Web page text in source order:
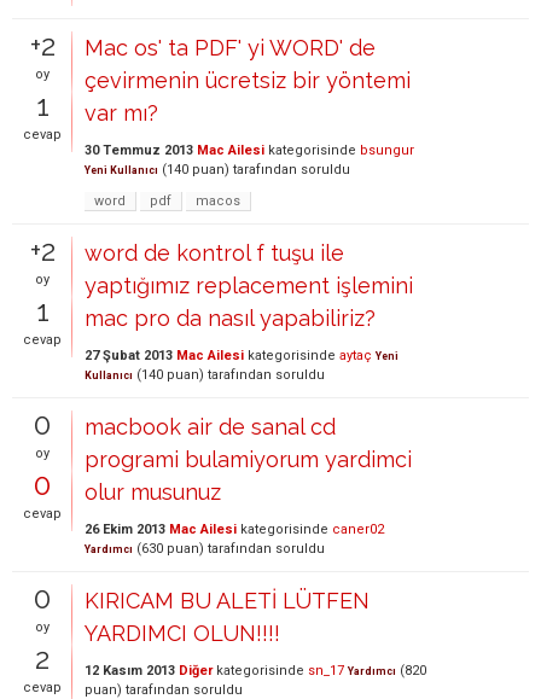
+2
oy
1
cevap
Mac os' ta PDF' yi WORD' de
çevirmenin ücretsiz bir yöntemi
var mı?
30 Temmuz 2013 Mac Ailesi kategorisinde bsungur
Yeni Kullanıcı (140 puan) tarafından soruldu
word
pdf macos
+2
oy
1
cevap
word de kontrol f tuşu ile
yaptığımız replacement işlemini
mac pro da nasıl yapabiliriz?
27 Şubat 2013 Mac Ailesi kategorisinde aytaç Yeni
Kullanıcı (140 puan) tarafından soruldu
0
oy
0
cevap
macbook air de sanal cd
programi bulamiyorum yardimci
olur musunuz
26 Ekim 2013 Mac Ailesi kategorisinde caner02
Yardımcı (630 puan) tarafından soruldu
0
oy
2
cevap
KIRICAM BU ALETİ LÜTFEN
YARDIMCI OLUN!!!!
12 Kasım 2013 Diğerkategorisinde sn_17 Yardımcı (820
puan) tarafından soruldu